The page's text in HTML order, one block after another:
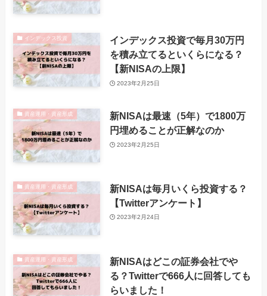
インデックス投資
インデックス投資で毎月30万円
を積み立てるといくらになる？
【新NISAの上限】
2023年2月25日
資産運用・資産形成
新NISAは最速（5年）で1800万
円埋めることが正解なのか
2023年2月25日
資産運用・資産形成
新NISAは毎月いくら投資する？
【Twitterアンケート】
2023年2月24日
資産運用・資産形成
新NISAはどこの証券会社でや
る？Twitterで666人に回答しても
らいました！